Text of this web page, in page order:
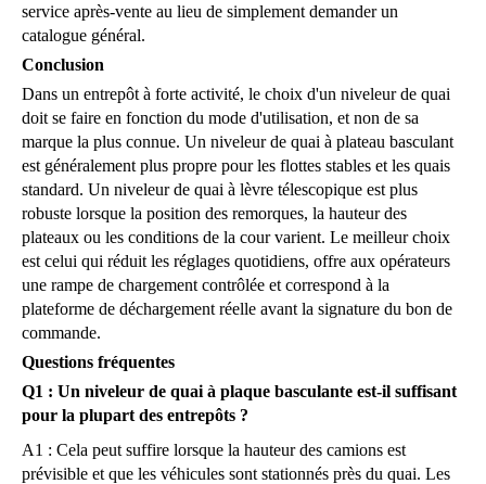
service après-vente au lieu de simplement demander un
catalogue général.
Conclusion
Dans un entrepôt à forte activité, le choix d'un niveleur de quai
doit se faire en fonction du mode d'utilisation, et non de sa
marque la plus connue. Un niveleur de quai à plateau basculant
est généralement plus propre pour les flottes stables et les quais
standard. Un niveleur de quai à lèvre télescopique est plus
robuste lorsque la position des remorques, la hauteur des
plateaux ou les conditions de la cour varient. Le meilleur choix
est celui qui réduit les réglages quotidiens, offre aux opérateurs
une rampe de chargement contrôlée et correspond à la
plateforme de déchargement réelle avant la signature du bon de
commande.
Questions fréquentes
Q1 : Un niveleur de quai à plaque basculante est-il suffisant
pour la plupart des entrepôts ?
A1 : Cela peut suffire lorsque la hauteur des camions est
prévisible et que les véhicules sont stationnés près du quai. Les